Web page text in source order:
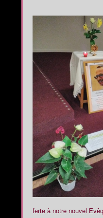
ferte à notre nouvel